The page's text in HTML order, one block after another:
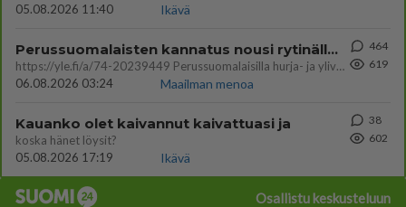
05.08.2026 11:40
Ikävä
Perussuomalaisten kannatus nousi rytinällä Ylen tänään julkaisemassa tuoreimmassa gallup-kyselyssä.
https://yle.fi/a/74-20239449 Perussuomalaisilla hurja- ja ylivoimaisesti suurin nousu tässä uudessa Ylen gallupissa. Kyl
06.08.2026 03:24
Maailman menoa
464
619
Kauanko olet kaivannut kaivattuasi ja
koska hänet löysit?
05.08.2026 17:19
Ikävä
38
602
Osallistu keskusteluun